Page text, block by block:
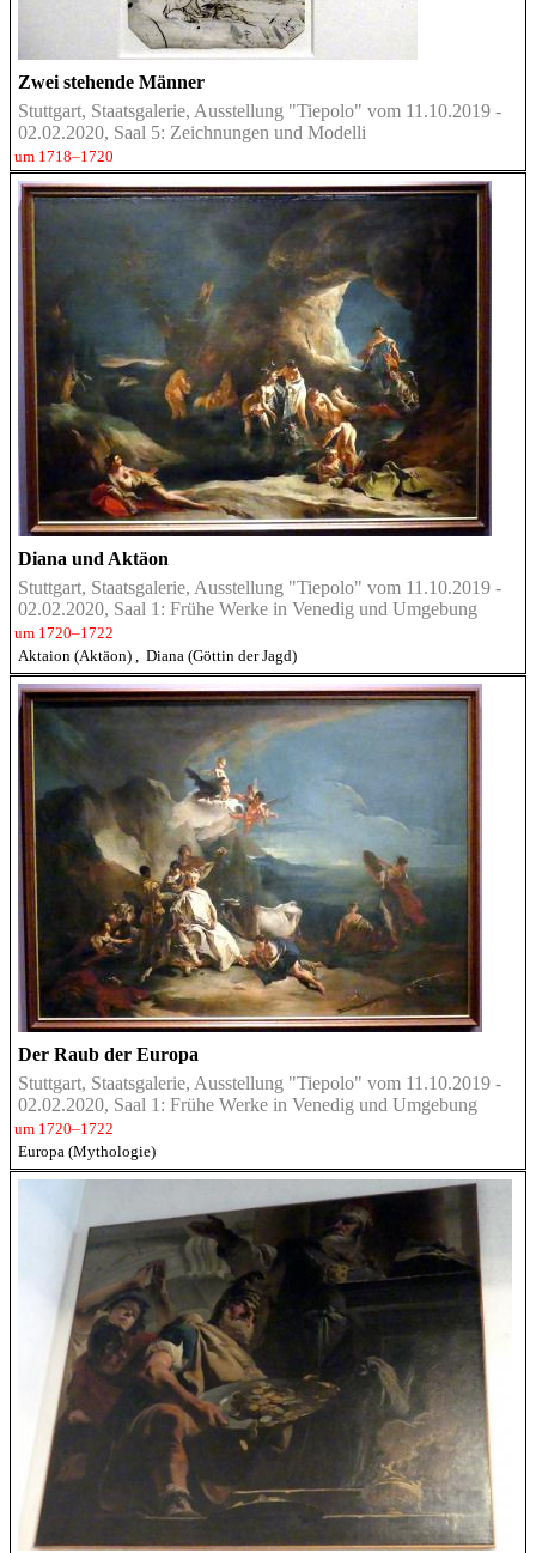
Zwei stehende Männer
Stuttgart, Staatsgalerie, Ausstellung "Tiepolo" vom 11.10.2019 -
02.02.2020, Saal 5: Zeichnungen und Modelli
um 1718–1720
Diana und Aktäon
Stuttgart, Staatsgalerie, Ausstellung "Tiepolo" vom 11.10.2019 -
02.02.2020, Saal 1: Frühe Werke in Venedig und Umgebung
um 1720–1722
Aktaion (Aktäon)
Diana (Göttin der Jagd)
Der Raub der Europa
Stuttgart, Staatsgalerie, Ausstellung "Tiepolo" vom 11.10.2019 -
02.02.2020, Saal 1: Frühe Werke in Venedig und Umgebung
um 1720–1722
Europa (Mythologie)